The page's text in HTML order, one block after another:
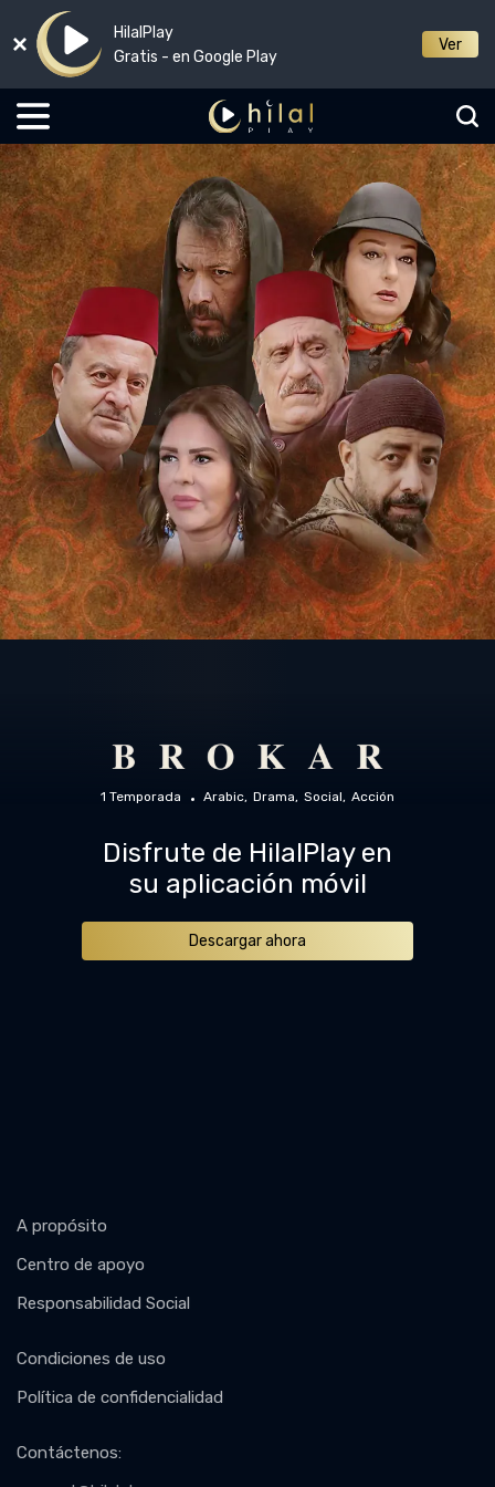
HilalPlay
Gratis - en Google Play
Ver
1 Temporada Arabic Drama Social Acción
Disfrute de HilalPlay en
su aplicación móvil
Descargar ahora
A propósito
Centro de apoyo
Responsabilidad Social
Condiciones de uso
Política de confidencialidad
Contáctenos: